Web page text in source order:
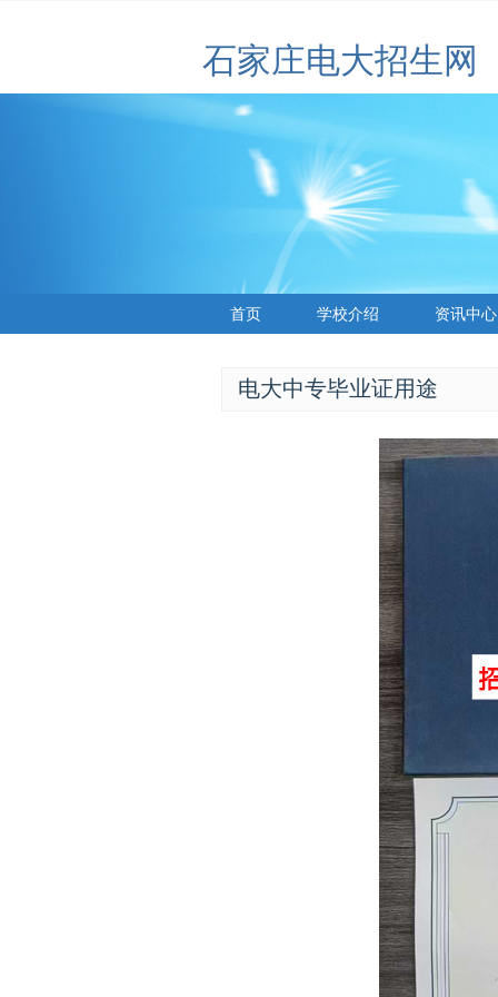
石家庄电大招生网
首页 学校介绍 资讯中心
电大中专毕业证用途